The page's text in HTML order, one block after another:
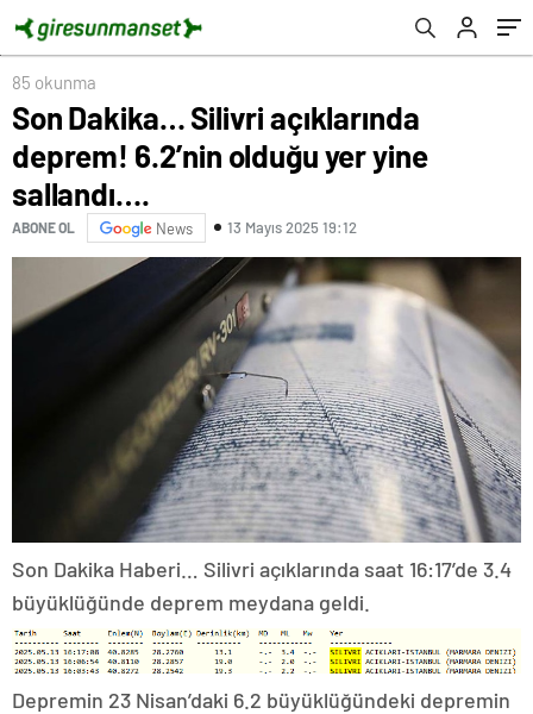
85 okunma
Son Dakika… Silivri açıklarında
deprem! 6.2’nin olduğu yer yine
sallandı….
ABONE OL News 13 Mayıs 2025 19:12
Son Dakika Haberi… Silivri açıklarında saat 16:17’de 3.4
büyüklüğünde deprem meydana geldi.
Depremin 23 Nisan’daki 6.2 büyüklüğündeki depremin